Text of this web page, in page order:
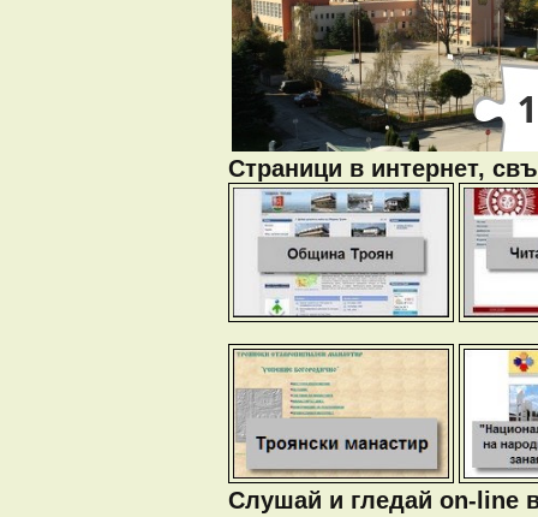
Страници в интернет,
Слушай и гледай on-line